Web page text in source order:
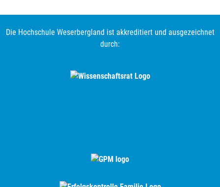
Die Hochschule Weserbergland ist akkreditiert und ausgezeichnet
durch: